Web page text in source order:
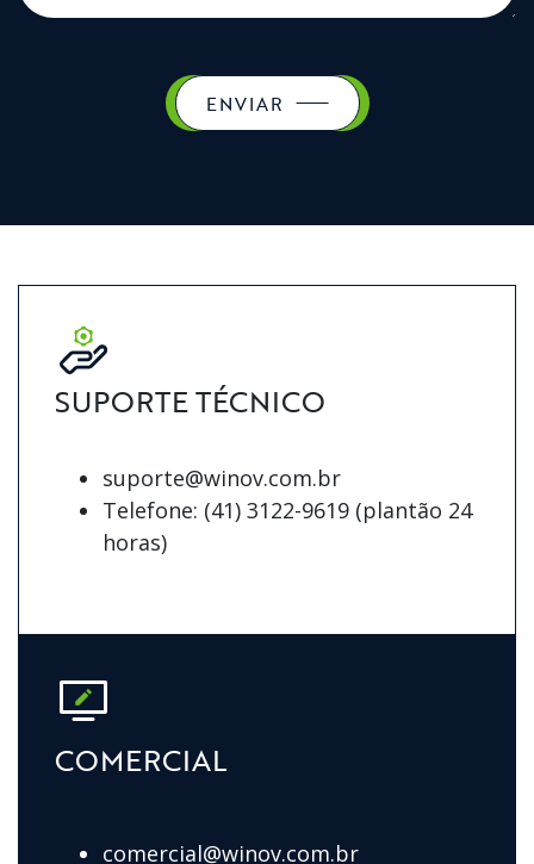
ENVIAR
SUPORTE TÉCNICO
suporte@winov.com.br
Telefone: (41) 3122-9619 (plantão 24
horas)
COMERCIAL
comercial@winov.com.br